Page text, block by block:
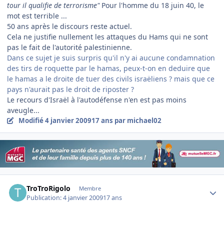
tour il qualifie de terrorisme"Pour l'homme du 18 juin 40, le
mot est terrible ...
50 ans après le discours reste actuel.
Cela ne justifie nullement les attaques du Hams qui ne sont
pas le fait de l'autorité palestinienne.
Dans ce sujet je suis surpris qu'il n'y ai aucune condamnation
des tirs de roquette par le hamas, peux-t-on en deduire que
le hamas a le droite de tuer des civils israëliens ? mais que ce
pays n'aurait pas le droit de riposter ?
Le recours d'Israël à l'autodéfense n'en est pas moins
aveugle...
Modifié4 janvier 200917 ans par michael02
TroTroRigolo Membre
Publication:4 janvier 200917 ans